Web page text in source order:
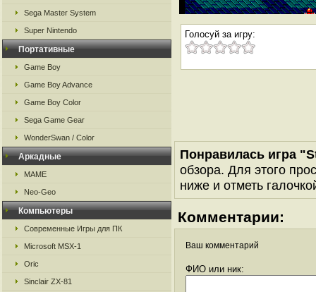
Sega Master System
Super Nintendo
Портативные
Game Boy
Game Boy Advance
Game Boy Color
Sega Game Gear
WonderSwan / Color
Аркадные
MAME
Neo-Geo
Компьютеры
Современные Игры для ПК
Microsoft MSX-1
Oric
Sinclair ZX-81
Голосуй за игру:
Понравилась игра
обзора. Для этого
ниже и отметь
Комментарии:
Ваш комментарий
ФИО или ник: